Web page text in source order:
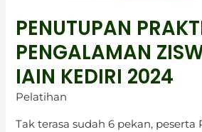
PENUTUPAN
PENGALAMAN
IAIN KEDIRI 2024
Pelatihan
Tak terasa sudah 6 pekan, peserta